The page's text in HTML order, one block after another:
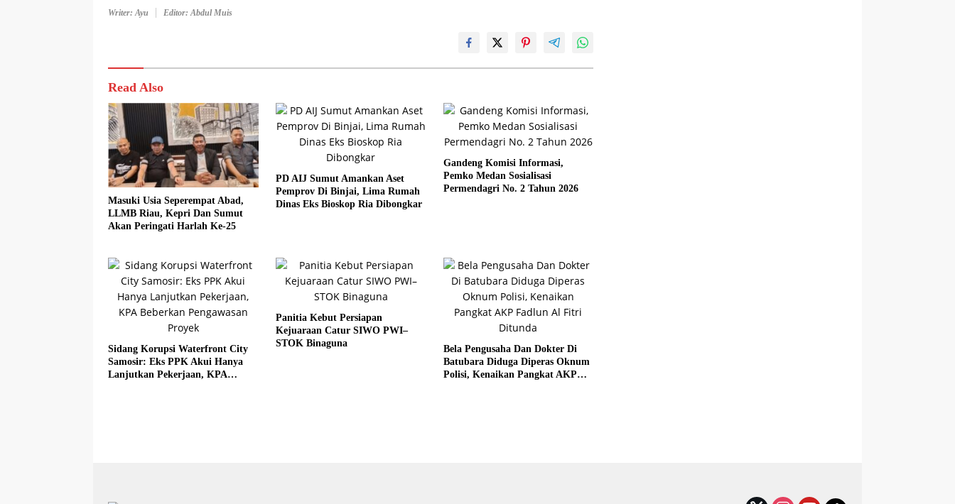
Writer: Ayu Editor: Abdul Muis
Read Also
Masuki Usia Seperempat Abad,
LLMB Riau, Kepri Dan Sumut
Akan Peringati Harlah Ke-25
PD AIJ Sumut Amankan Aset
Pemprov Di Binjai, Lima Rumah
Dinas Eks Bioskop Ria Dibongkar
Gandeng Komisi Informasi,
Pemko Medan Sosialisasi
Permendagri No. 2 Tahun 2026
Sidang Korupsi Waterfront City
Samosir: Eks PPK Akui Hanya
Lanjutkan Pekerjaan, KPA
Panitia Kebut Persiapan
Kejuaraan Catur SIWO PWI–
STOK Binaguna
Bela Pengusaha Dan Dokter Di
Batubara Diduga Diperas Oknum
Polisi, Kenaikan Pangkat AKP